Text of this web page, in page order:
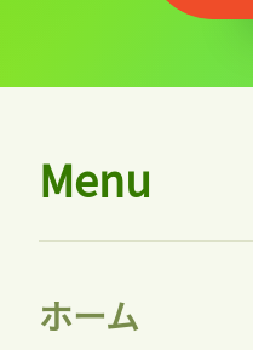
Menu
ホーム